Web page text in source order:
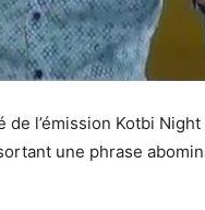
l’émission Kotbi
une phrase